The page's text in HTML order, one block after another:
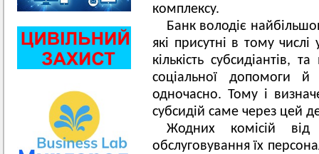
комплексу.
Банк володіє
які присутні в тому числі
кількість
соціальної допомоги й
одночасно. Тому і
субсидій саме через цей
Жодних комісій від
обслуговування їх